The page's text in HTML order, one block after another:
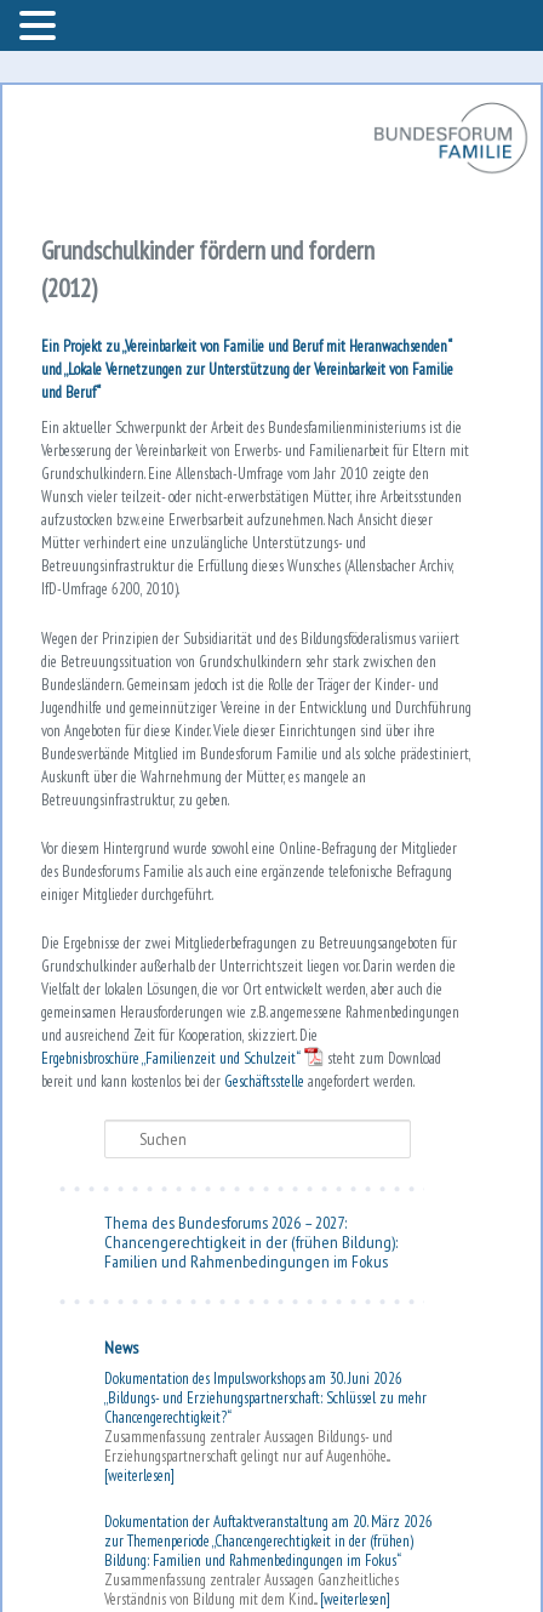
Grundschulkinder fördern und fordern
(2012)
Ein Projekt zu „Vereinbarkeit von Familie und Beruf mit Heranwachsenden“
und „Lokale Vernetzungen zur Unterstützung der Vereinbarkeit von Familie
und Beruf“
Ein aktueller Schwerpunkt der Arbeit des Bundesfamilienministeriums ist die
Verbesserung der Vereinbarkeit von Erwerbs- und Familienarbeit für Eltern mit
Grundschulkindern. Eine Allensbach-Umfrage vom Jahr 2010 zeigte den
Wunsch vieler teilzeit- oder nicht-erwerbstätigen Mütter, ihre Arbeitsstunden
aufzustocken bzw. eine Erwerbsarbeit aufzunehmen. Nach Ansicht dieser
Mütter verhindert eine unzulängliche Unterstützungs- und
Betreuungsinfrastruktur die Erfüllung dieses Wunsches (Allensbacher Archiv,
IfD-Umfrage 6200, 2010).
Wegen der Prinzipien der Subsidiarität und des Bildungsföderalismus variiert
die Betreuungssituation von Grundschulkindern sehr stark zwischen den
Bundesländern. Gemeinsam jedoch ist die Rolle der Träger der Kinder- und
Jugendhilfe und gemeinnütziger Vereine in der Entwicklung und Durchführung
von Angeboten für diese Kinder. Viele dieser Einrichtungen sind über ihre
Bundesverbände Mitglied im Bundesforum Familie und als solche prädestiniert,
Auskunft über die Wahrnehmung der Mütter, es mangele an
Betreuungsinfrastruktur, zu geben.
Vor diesem Hintergrund wurde sowohl eine Online-Befragung der Mitglieder
des Bundesforums Familie als auch eine ergänzende telefonische Befragung
einiger Mitglieder durchgeführt.
Die Ergebnisse der zwei Mitgliederbefragungen zu Betreuungsangeboten für
Grundschulkinder außerhalb der Unterrichtszeit liegen vor. Darin werden die
Vielfalt der lokalen Lösungen, die vor Ort entwickelt werden, aber auch die
gemeinsamen Herausforderungen wie z.B. angemessene Rahmenbedingungen
und ausreichend Zeit für Kooperation, skizziert. Die
Ergebnisbroschüre „Familienzeit und Schulzeit“
steht zum Download
bereit und kann kostenlos bei der Geschäftsstelleangefordert werden.
Suchen
Thema des Bundesforums 2026 – 2027:
Chancengerechtigkeit in der (frühen Bildung):
Familien und Rahmenbedingungen im Fokus
News
Dokumentation des Impulsworkshops am 30. Juni 2026
„Bildungs- und Erziehungspartnerschaft: Schlüssel zu mehr
Chancengerechtigkeit?“
Zusammenfassung zentraler Aussagen Bildungs- und
Erziehungspartnerschaft gelingt nur auf Augenhöhe...
[weiterlesen]
Dokumentation der Auftaktveranstaltung am 20. März 2026
zur Themenperiode „Chancengerechtigkeit in der (frühen)
Bildung: Familien und Rahmenbedingungen im Fokus“
Zusammenfassung zentraler Aussagen Ganzheitliches
Verständnis von Bildung mit dem Kind...[weiterlesen]